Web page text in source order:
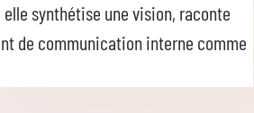
synthétise une vision, raconte
de communication interne comme